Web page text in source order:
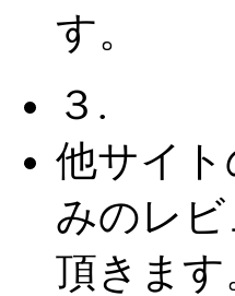
す。
３.
他サイ
みのレ
頂きます